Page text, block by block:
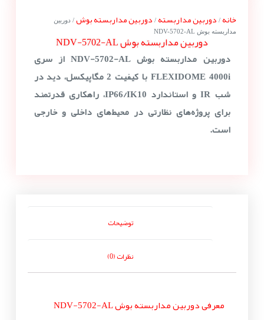
خانه/ دوربین مداربسته/ دوربین مداربسته بوش/ دوربین
مداربسته بوش NDV-5702-AL
دوربین مداربسته بوش NDV-5702-AL
دوربین مداربسته بوش NDV-5702-AL از سری
FLEXIDOME 4000i با کیفیت 2 مگاپیکسل، دید در
شب IR و استاندارد IP66/IK10، راهکاری قدرتمند
برای پروژه‌های نظارتی در محیط‌های داخلی و خارجی
است.
توضیحات
نظرات (0)
معرفی دوربین مداربسته بوش NDV-5702-AL